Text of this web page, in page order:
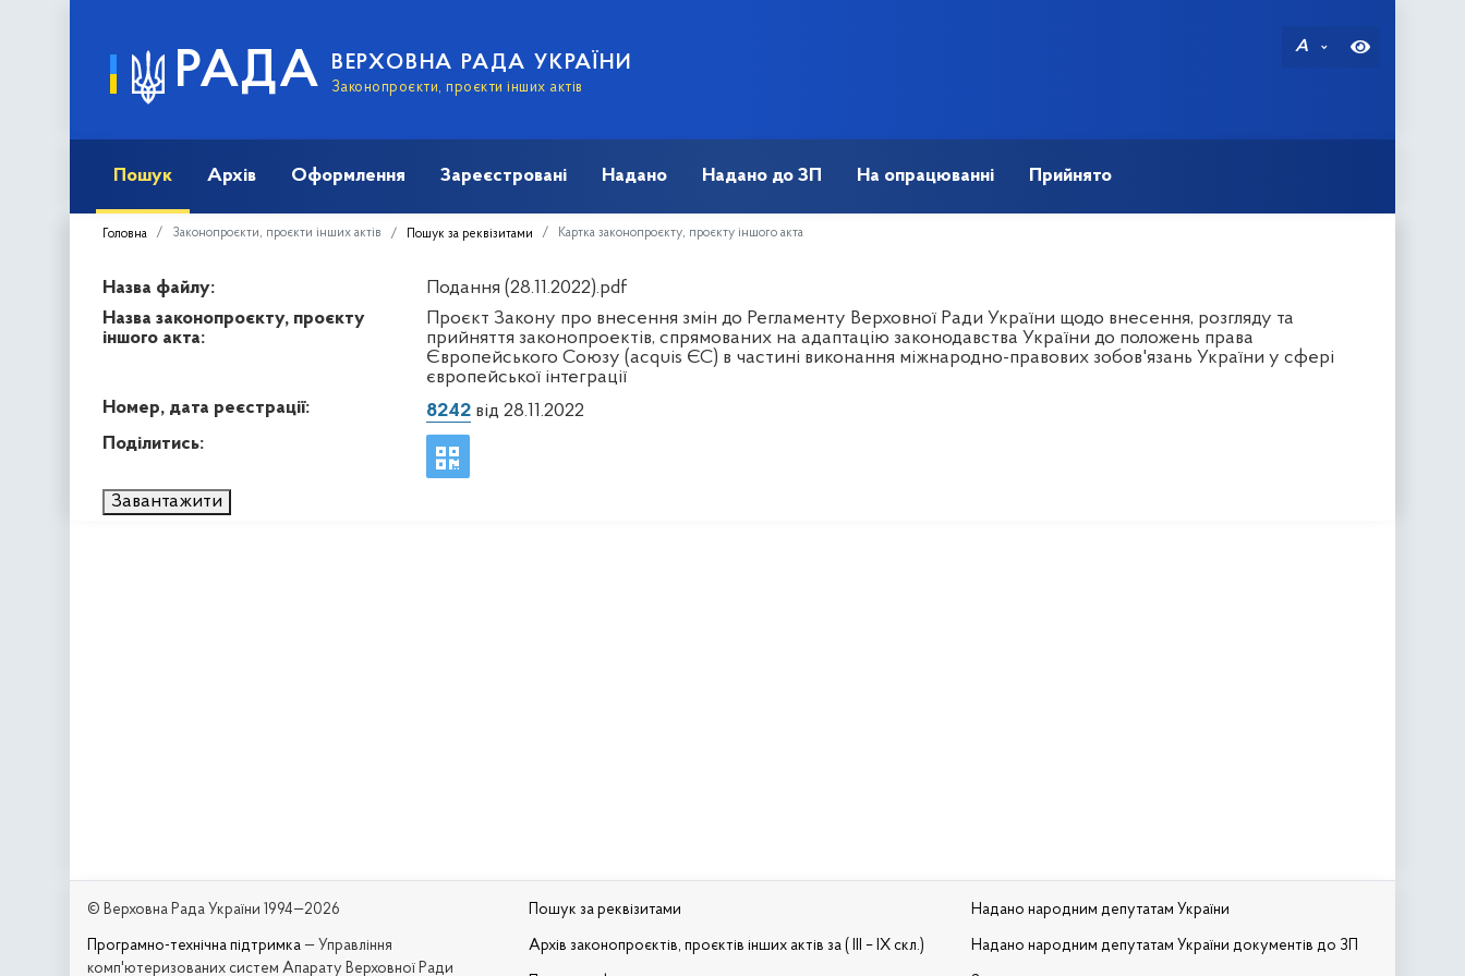
РАДА ВЕРХОВНА РАДА УКРАЇНИ
Законопроєкти, проєкти інших актів
A
Пошук Архів Оформлення Зареєстровані Надано Надано до ЗП На опрацюванні Прийнято
Головна Законопроєкти, проєкти інших актів Пошук за реквізитами Картка законопроєкту, проєкту іншого акта
Назва файлу:
Подання (28.11.2022).pdf
Назва законопроєкту, проєкту
іншого акта:
Проєкт Закону про внесення змін до Регламенту Верховної Ради України щодо внесення, розгляду та
прийняття законопроектів, спрямованих на адаптацію законодавства України до положень права
Європейського Союзу (acquis ЄС) в частині виконання міжнародно-правових зобов'язань України у сфері
європейської інтеграції
Номер, дата реєстрації:
8242від 28.11.2022
Поділитись:
Завантажити
© Верховна Рада України 1994—2026
Програмно-технічна підтримка — Управління
комп'ютеризованих систем Апарату Верховної Ради
Пошук за реквізитами
Архів законопроєктів, проєктів інших актів за ( III – IX скл.)
Надано народним депутатам України
Надано народним депутатам України документів до ЗП